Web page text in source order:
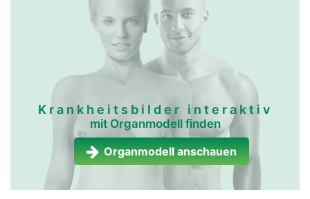
lymphgefässe
mann
Krankheitsbilder interaktiv
mit Organmodell finden
Organmodell anschauen